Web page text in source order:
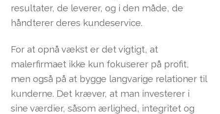
resultater, de leverer, og i den måde, de
håndterer deres kundeservice.
For at opnå vækst er det vigtigt, at
malerfirmaet ikke kun fokuserer på profit,
men også på at bygge langvarige relationer til
kunderne. Det kræver, at man investerer i
sine værdier, såsom ærlighed, integritet og